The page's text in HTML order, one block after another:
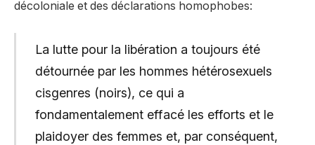
décoloniale et des déclarations homophobes:
La lutte pour la libération a toujours été
détournée par les hommes hétérosexuels
cisgenres (noirs), ce qui a
fondamentalement effacé les efforts et le
plaidoyer des femmes et, par conséquent,